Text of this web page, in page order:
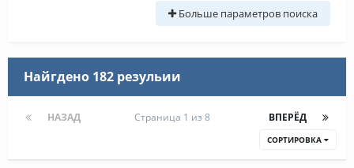
Больше параметров поиска
Найгдено 182 резульии
НАЗАД ВПЕРЁД
Страница 1 из 8
СОРТИРОВКА